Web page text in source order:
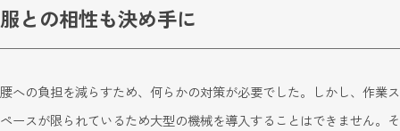
服との相性も決め手に
腰への負担を減らすため、何らかの対策が必要でした。しかし、作業ス
ペースが限られているため大型の機械を導入することはできません。そ